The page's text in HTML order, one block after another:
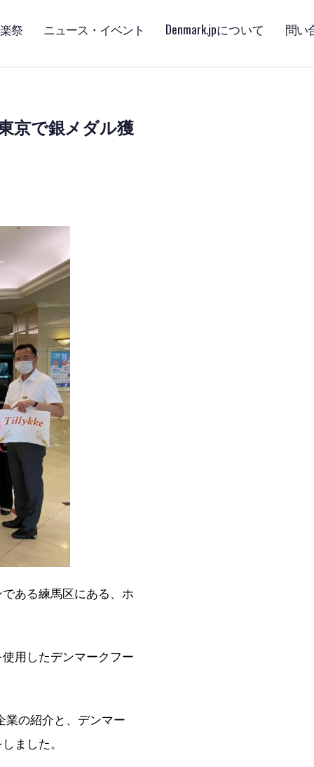
祭 ニュース・イベント Denmark.jpについて 問い
京で銀メダル獲
ある練馬区にある、ホ
用したデンマークフー
業の紹介と、デンマー
ました。